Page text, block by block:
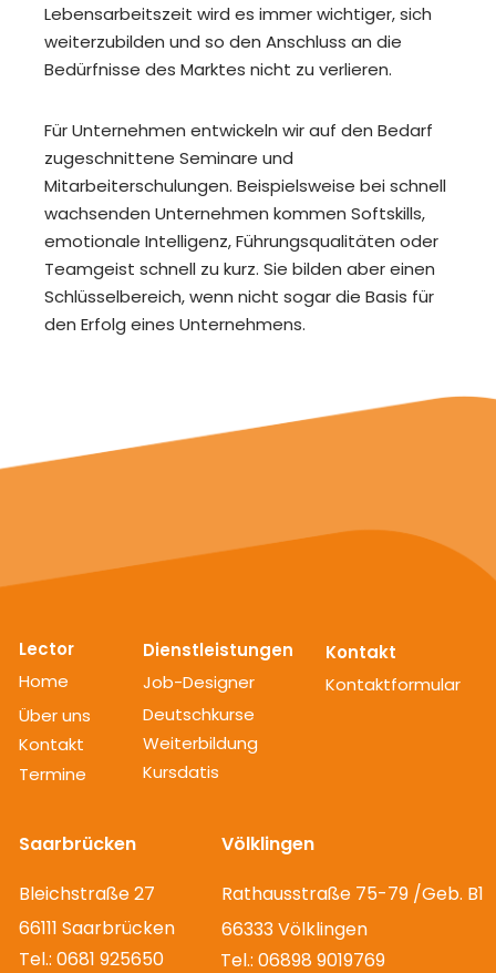
Lebensarbeitszeit wird es immer wichtiger, sich
weiterzubilden und so den Anschluss an die
Bedürfnisse des Marktes nicht zu verlieren.
Für Unternehmen entwickeln wir auf den Bedarf
zugeschnittene Seminare und
Mitarbeiterschulungen. Beispielsweise bei schnell
wachsenden Unternehmen kommen Softskills,
emotionale Intelligenz, Führungsqualitäten oder
Teamgeist schnell zu kurz. Sie bilden aber einen
Schlüsselbereich, wenn nicht sogar die Basis für
den Erfolg eines Unternehmens.
Lector
Home
Über uns
Kontakt
Termine
Dienstleistungen
Job-Designer
Deutschkurse
Weiterbildung
Kursdatis
Kontakt
Kontaktformular
Saarbrücken
Bleichstraße 27
66111 Saarbrücken
Tel.: 0681 925650
Völklingen
Rathausstraße 75-79 /Geb. B1
66333 Völklingen
Tel.: 06898 9019769